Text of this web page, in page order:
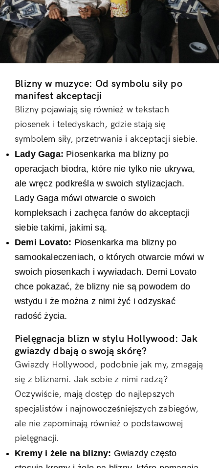
Blizny w muzyce: Od symbolu siły po
manifest akceptacji
Blizny pojawiają się również w tekstach
piosenek i teledyskach, gdzie stają się
symbolem siły, przetrwania i akceptacji siebie.
Lady Gaga: Piosenkarka ma blizny po
operacjach biodra, które nie tylko nie ukrywa,
ale wręcz podkreśla w swoich stylizacjach.
Lady Gaga mówi otwarcie o swoich
kompleksach i zachęca fanów do akceptacji
siebie takimi, jakimi są.
Demi Lovato: Piosenkarka ma blizny po
samookaleczeniach, o których otwarcie mówi w
swoich piosenkach i wywiadach. Demi Lovato
chce pokazać, że blizny nie są powodem do
wstydu i że można z nimi żyć i odzyskać
radość życia.
Pielęgnacja blizn w stylu Hollywood: Jak
gwiazdy dbają o swoją skórę?
Gwiazdy Hollywood, podobnie jak my, zmagają
się z bliznami. Jak sobie z nimi radzą?
Oczywiście, mają dostęp do najlepszych
specjalistów i najnowocześniejszych zabiegów,
ale nie zapominają również o podstawowej
pielęgnacji.
Kremy i żele na blizny: Gwiazdy często